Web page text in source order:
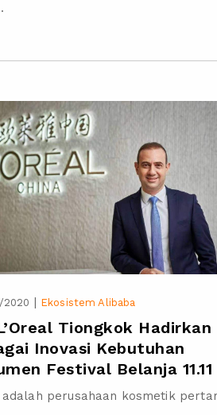
2020 Ekosistem Alibaba
Tiongkok Hadirkan
Inovasi Kebutuhan
Festival Belanja 11.11
adalah perusahaan kosmetik